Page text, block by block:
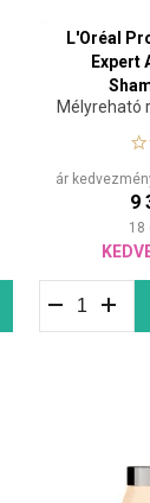
L'Oréal
Expert
Mélyreható
ár
9
18